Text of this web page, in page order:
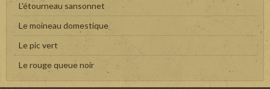
L'étourneau sansonnet
Le moineau domestique
Le pic vert
Le rouge queue noir